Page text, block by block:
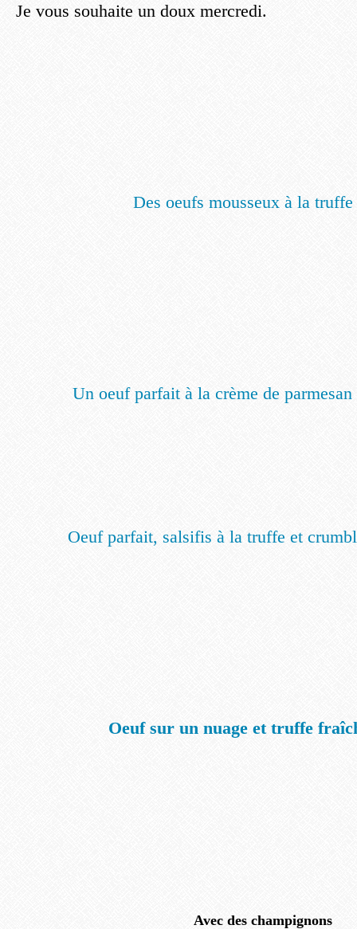
Je vous souhaite un doux mercredi.
Des oeufs mousseux à la
Un oeuf parfait à la crème de
Oeuf parfait, salsifis à la truffe et
Oeuf sur un nuage et truffe
Avec des champignons